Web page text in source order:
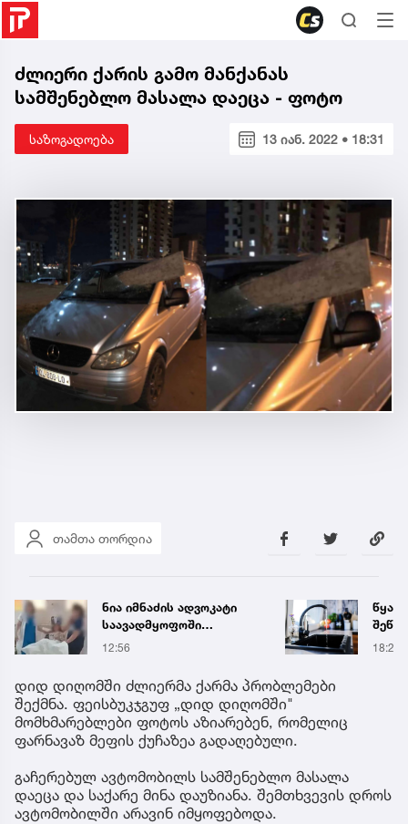
ძლიერი ქარის გამო მანქანას
სამშენებლო მასალა დაეცა - ფოტო
საზოგადოება 13 იან. 2022 • 18:31
თამთა თორდია
წყალი 16 საათით
შეწყდება - გადაამოწმეთ
მისამართები
18:21
„თუ
16:55
დიდ დიღომში ძლიერმა ქარმა პრობლემები
შექმნა. ფეისბუკჯგუფ „დიდ დიღომში"
მომხმარებლები ფოტოს აზიარებენ, რომელიც
ფარნავაზ მეფის ქუჩაზეა გადაღებული.
გაჩერებულ ავტომობილს სამშენებლო მასალა
დაეცა და საქარე მინა დაუზიანა. შემთხვევის დროს
ავტომობილში არავინ იმყოფებოდა.